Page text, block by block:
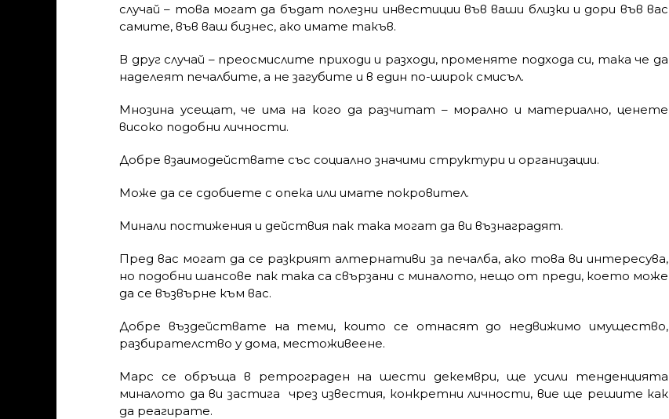
случай – това могат да бъдат полезни инвестиции във ваши близки и дори във вас
самите, във ваш бизнес, ако имате такъв.
В друг случай – преосмислите приходи и разходи, променяте подхода си, така че да
наделеят печалбите, а не загубите и в един по-широк смисъл.
Мнозина усещат, че има на кого да разчитат – морално и материално, ценете
високо подобни личности.
Добре взаимодействате със социално значими структури и организации.
Може да се сдобиете с опека или имате покровител.
Минали постижения и действия пак така могат да ви възнаградят.
Пред вас могат да се разкрият алтернативи за печалба, ако това ви интересува,
но подобни шансове пак така са свързани с миналото, нещо от преди, което може
да се възвърне към вас.
Добре въздействате на теми, които се отнасят до недвижимо имущество,
разбирателство у дома, местоживеене.
Марс се обръща в ретрограден на шести декември, ще усили тенденцията
миналото да ви застига чрез известия, конкретни личности, вие ще решите как
да реагирате.